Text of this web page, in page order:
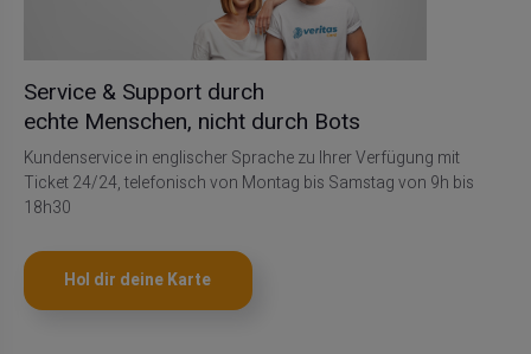
Service & Support durch
echte Menschen, nicht durch Bots
Kundenservice in englischer Sprache zu Ihrer Verfügung mit
Ticket 24/24, telefonisch von Montag bis Samstag von 9h bis
18h30
Hol dir deine Karte